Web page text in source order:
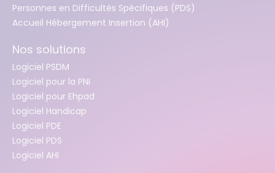
Personnes en Difficultés Spécifiques (PDS)
Accueil Hébergement Insertion (AHI)
Nos solutions
Logiciel PSDM
Logiciel pour la PNI
Logiciel pour Ehpad
Logiciel Handicap
Logiciel PDE
Logiciel PDS
Logiciel AHI